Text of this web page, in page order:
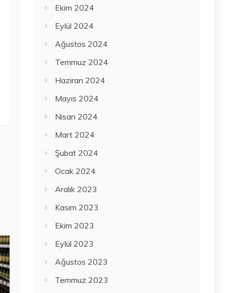
Ekim 2024
Eylül 2024
Ağustos 2024
Temmuz 2024
Haziran 2024
Mayıs 2024
Nisan 2024
Mart 2024
Şubat 2024
Ocak 2024
Aralık 2023
Kasım 2023
Ekim 2023
Eylül 2023
Ağustos 2023
Temmuz 2023